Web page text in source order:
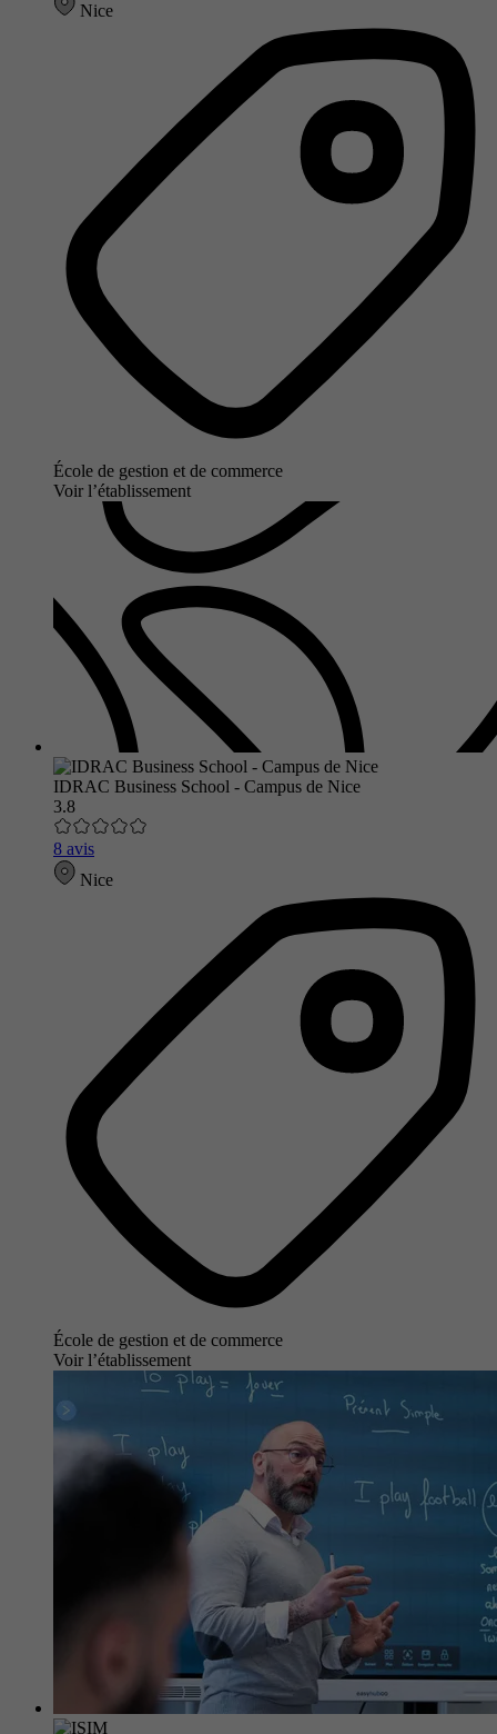
Nice
École de gestion et de commerce
Voir l’établissement
IDRAC Business School - Campus de Nice
3.8
8 avis
Nice
École de gestion et de commerce
Voir l’établissement